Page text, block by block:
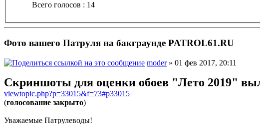
Всего голосов : 14
Фото вашего Патруля на бакграунде PATROL61.RU
moder» 01 фев 2017, 20:11
Скриншоты для оценки обоев "Лето 2019"
viewtopic.php?p=33015&f=73#p33015
(голосование закрыто)
Уважаемые Патрулеводы!